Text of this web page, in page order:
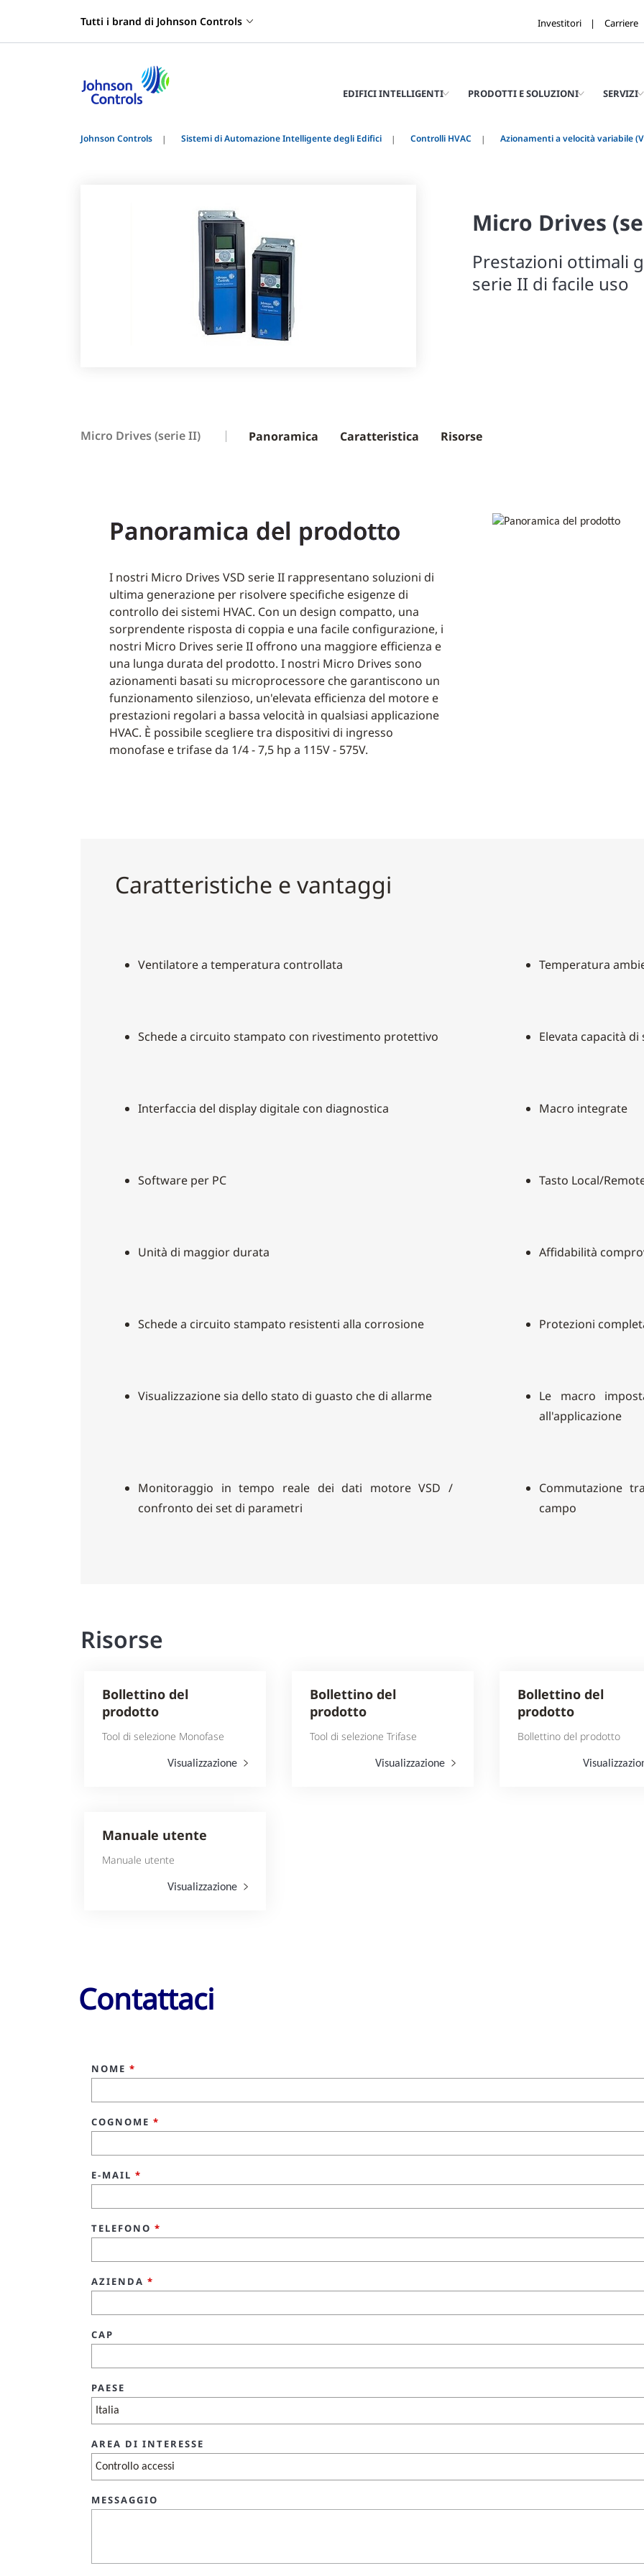
Tutti i brand di Johnson Controls Investitori Carriere
EDIFICI INTELLIGENTI PRODOTTI E SOLUZIONI SERVIZI
Johnson Controls Sistemi di Automazione Intelligente degli Edifici Controlli HVAC Azionamenti a velocità variabile
Micro Drives
Prestazioni ottimali
serie II di facile uso
Micro Drives (serie II) Panoramica Caratteristica Risorse
Panoramica del prodotto
I nostri Micro Drives VSD serie II rappresentano soluzioni di
ultima generazione per risolvere specifiche esigenze di
controllo dei sistemi HVAC. Con un design compatto, una
sorprendente risposta di coppia e una facile configurazione, i
nostri Micro Drives serie II offrono una maggiore efficienza e
una lunga durata del prodotto. I nostri Micro Drives sono
azionamenti basati su microprocessore che garantiscono un
funzionamento silenzioso, un'elevata efficienza del motore e
prestazioni regolari a bassa velocità in qualsiasi applicazione
HVAC. È possibile scegliere tra dispositivi di ingresso
monofase e trifase da 1/4 - 7,5 hp a 115V - 575V.
Caratteristiche e vantaggi
Ventilatore a temperatura controllata Temperatura
Schede a circuito stampato con rivestimento protettivo Elevata capacità
Interfaccia del display digitale con diagnostica Macro integrate
Software per PC Tasto Local/
Unità di maggior durata Affidabilità
Schede a circuito stampato resistenti alla corrosione Protezioni
Visualizzazione sia dello stato di guasto che di allarme
Le macro
all'applicazione
Monitoraggio in tempo reale dei dati motore VSD /
confronto dei set di parametri
Commutazione
campo
Risorse
Bollettino del
prodotto
Tool di selezione Monofase
Visualizzazione
Bollettino del
prodotto
Tool di selezione Trifase
Visualizzazione
Bollettino del
prodotto
Bollettino del prodotto
Manuale utente
Manuale utente
Visualizzazione
Contattaci
NOME *
COGNOME *
E-MAIL *
TELEFONO *
AZIENDA *
CAP
PAESE
AREA DI INTERESSE
MESSAGGIO